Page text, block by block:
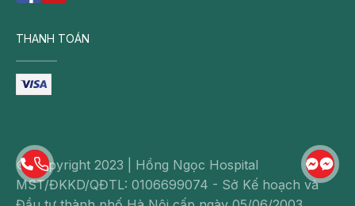
THANH TOÁN
© Copyright 2023 | Hồng Ngọc Hospital
MST/ĐKKD/QĐTL: 0106699074 - Sở Kế hoạch và